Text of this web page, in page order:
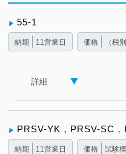
55-1
納期 11営業日 価格 （税
詳細
PRSV-YK，PRSV-SC
納期 11営業日 価格 試験